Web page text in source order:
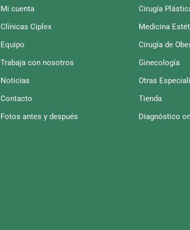
Mi cuenta
Clínicas Ciplex
Equipo
Trabaja con nosotros
Noticias
Contacto
Fotos antes y después
Cirugía
Medicina
Cirugía de
Ginecología
Otras
Tienda
Diagnóstico